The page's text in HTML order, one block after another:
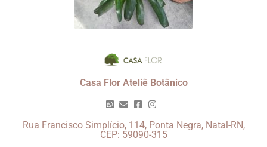
Casa Flor Ateliê Botânico
Rua Francisco Simplício, 114, Ponta Negra, Natal-RN,
CEP: 59090-315